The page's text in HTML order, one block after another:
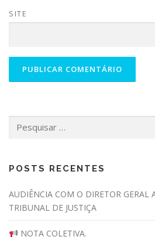
SITE
por:
POSTS RECENTES
AUDIÊNCIA COM O DIRETOR GERAL
TRIBUNAL DE JUSTIÇA
NOTA COLETIVA.